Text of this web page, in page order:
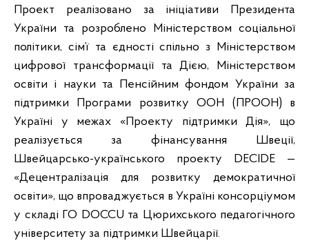
Проект реалізовано за ініціативи Президента
України та розроблено Міністерством соціальної
політики, сім’ї та єдності спільно з Міністерством
цифрової трансформації та Дією, Міністерством
освіти і науки та Пенсійним фондом України за
підтримки Програми розвитку ООН (ПРООН) в
Україні у межах «Проекту підтримки Дія», що
реалізується за фінансування Швеції,
Швейцарсько-українського проекту DECIDE —
«Децентралізація для розвитку демократичної
освіти», що впроваджується в Україні консорціумом
у складі ГО DOCCU та Цюрихського педагогічного
університету за підтримки Швейцарії.